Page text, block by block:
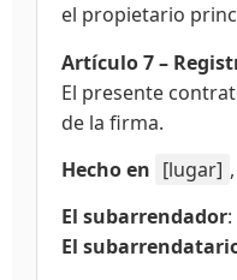
el propietario
Artículo 7 –
El presente
de la firma.
Hecho en [lugar]
El subarrendador
El